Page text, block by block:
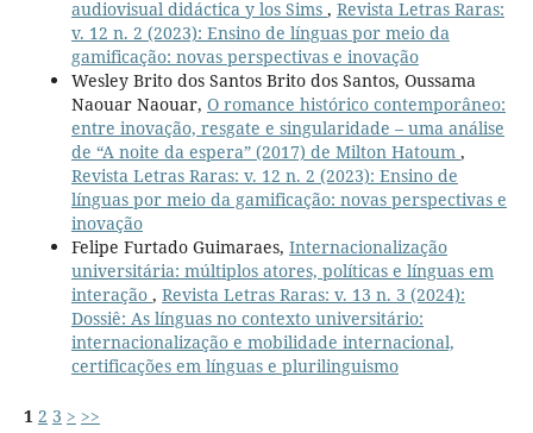
audiovisual didáctica y los Sims , Revista Letras Raras:
v. 12 n. 2 (2023): Ensino de línguas por meio da
gamificação: novas perspectivas e inovação
Wesley Brito dos Santos Brito dos Santos, Oussama
Naouar Naouar, O romance histórico contemporâneo:
entre inovação, resgate e singularidade – uma análise
de “A noite da espera” (2017) de Milton Hatoum ,
Revista Letras Raras: v. 12 n. 2 (2023): Ensino de
línguas por meio da gamificação: novas perspectivas e
inovação
Felipe Furtado Guimaraes, Internacionalização
universitária: múltiplos atores, políticas e línguas em
interação , Revista Letras Raras: v. 13 n. 3 (2024):
Dossiê: As línguas no contexto universitário:
internacionalização e mobilidade internacional,
certificações em línguas e plurilinguismo
1 2 3 > >>